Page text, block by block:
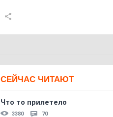
СЕЙЧАС ЧИТАЮТ
Что то прилетело
3380 70